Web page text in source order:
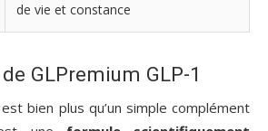
de vie et constance
GLPremium GLP-1
bien plus qu’un simple complément